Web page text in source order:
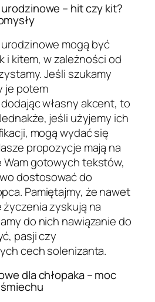
– hit czy kit?
mogą być
i kitem, w zależności od
Jeśli szukamy
je potem
własny akcent, to
jeśli użyjemy ich
mogą wydać się
propozycje mają na
gotowych tekstów,
dostosować do
Pamiętajmy, że nawet
zyskują na
do nich nawiązanie do
pasji czy
cech solenizanta.
dla chłopaka – moc